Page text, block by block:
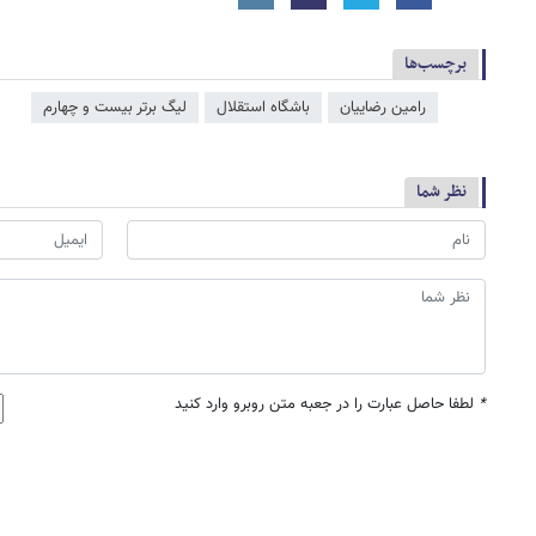
برچسب‌ها
رامین رضاییان باشگاه استقلال لیگ برتر بیست و چهارم
نظر شما
* لطفا حاصل عبارت را در جعبه متن روبرو وارد کنید